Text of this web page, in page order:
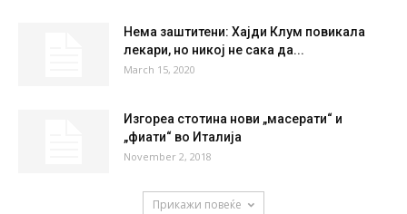
Нема заштитени: Хајди Клум повикала
лекари, но никој не сака да...
March 15, 2020
Изгореа стотина нови „масерати“ и
„фиати“ во Италија
November 2, 2018
Прикажи повеќе